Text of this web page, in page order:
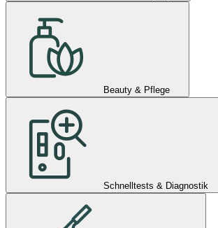
Beauty & Pflege
Schnelltests & Diagnostik